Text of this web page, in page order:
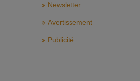
Newsletter
Avertissement
Publicité